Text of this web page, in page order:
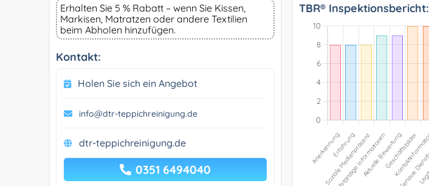
Erhalten Sie 5 % Rabatt – wenn Sie Kissen,
Markisen, Matratzen oder andere Textilien
beim Abholen hinzufügen.
Kontakt:
Holen Sie sich ein Angebot
info@dtr-teppichreinigung.de
dtr-teppichreinigung.de
0351 6494040
TBR® Inspektionsbericht: